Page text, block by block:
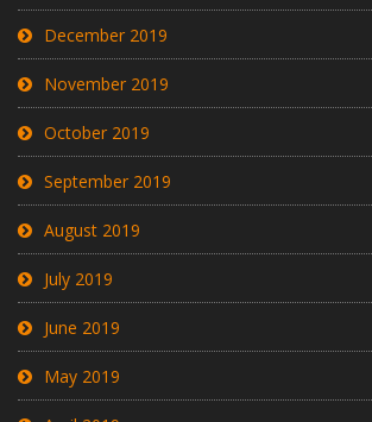
December 2019
November 2019
October 2019
September 2019
August 2019
July 2019
June 2019
May 2019